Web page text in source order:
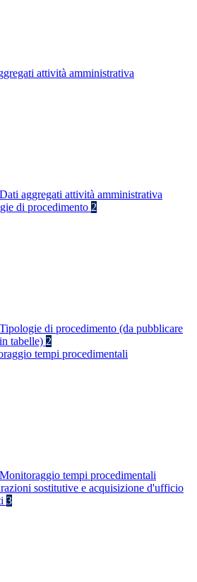
attività amministrativa
Dati aggregati attività amministrativa
di procedimento 2
Tipologie di procedimento (da pubblicare
in tabelle) 2
tempi procedimentali
Monitoraggio tempi procedimentali
sostitutive e acquisizione d'ufficio
3